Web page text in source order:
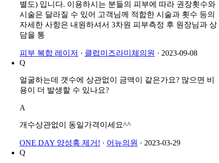
별도) 입니다. 이용하시는 분들의 피부에 따라 권장횟수와
시술은 달라질 수 있어 고객님께 적합한 시술과 횟수 등의
자세한 사항은 내원하셔서 3차원 피부측정 후 원장님과 상
담을 통
피부 복합 레이저 · 클럽미즈라미체의원 · 2023-09-08
Q
얼굴하는데 갯수에 상관없이 금액이 같은가요? 많으면 비
용이 더 발생할 수 있나요?
A
개수상관없이 동일가격이세요^^
ONE DAY 양성혹 제거! · 어뉴의원 · 2023-03-29
Q